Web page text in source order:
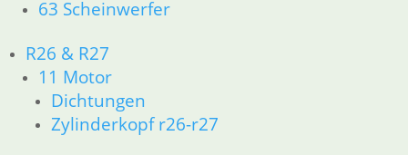
63 Scheinwerfer
R26 & R27
11 Motor
Dichtungen
Zylinderkopf r26-r27
Artikelnummer: 1458068
zzgl.Versandkosten
In den Warenkorb
Schelle 132 mm